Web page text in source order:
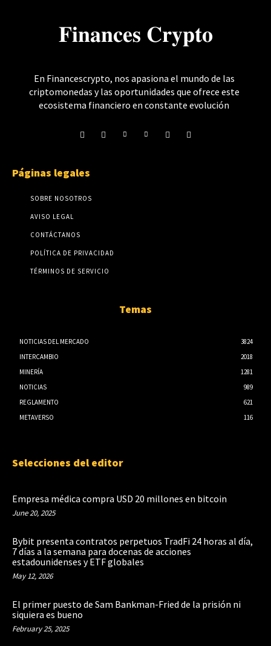
𝐅𝐢𝐧𝐚𝐧𝐜𝐞𝐬 𝐂𝐫𝐲𝐩𝐭𝐨
En Financescrypto, nos apasiona el mundo de las
criptomonedas y las oportunidades que ofrece este
ecosistema financiero en constante evolución
Páginas legales
SOBRE NOSOTROS
AVISO LEGAL
CONTÁCTANOS
POLÍTICA DE PRIVACIDAD
TÉRMINOS DE SERVICIO
Temas
NOTICIAS DEL MERCADO
3824
INTERCAMBIO
2018
MINERÍA
1281
NOTICIAS
989
REGLAMENTO
621
METAVERSO
116
Selecciones del editor
Empresa médica compra USD 20 millones en bitcoin
June 20, 2025
Bybit presenta contratos perpetuos TradFi 24 horas al día,
7 días a la semana para docenas de acciones
estadounidenses y ETF globales
May 12, 2026
El primer puesto de Sam Bankman-Fried de la prisión ni
siquiera es bueno
February 25, 2025